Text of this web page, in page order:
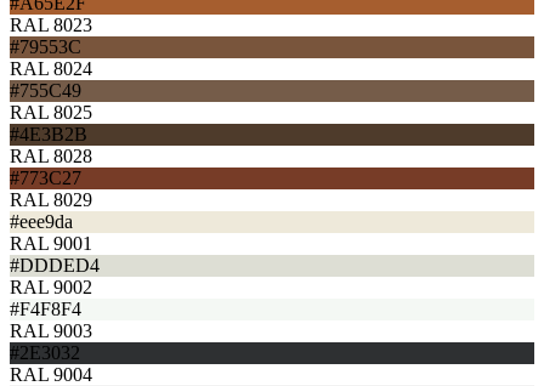
RAL 8023
#79553C
RAL 8024
#755C49
RAL 8025
#4E3B2B
RAL 8028
#773C27
RAL 8029
#eee9da
RAL 9001
#DDDED4
RAL 9002
#F4F8F4
RAL 9003
#2E3032
RAL 9004